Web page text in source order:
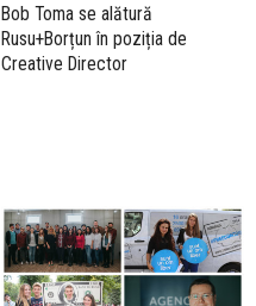
Bob Toma se alătură
Rusu+Borțun în poziția de
Creative Director